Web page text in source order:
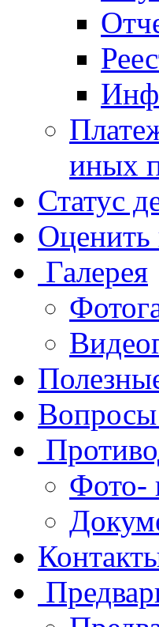
иных
Статус
Оценить
Галерея
Фото-